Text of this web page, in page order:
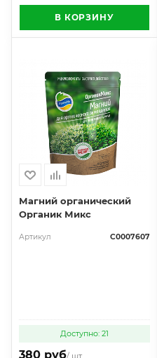
В КОРЗИНУ
Магний органический
Органик Микс
Артикул С0007607
Доступно: 21
380 руб/ шт